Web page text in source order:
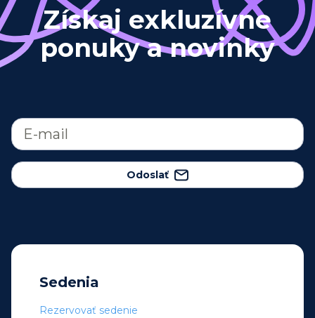
Získaj exkluzívne
ponuky a novinky
Odoslať
Sedenia
Rezervovať sedenie